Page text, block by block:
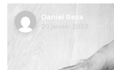
Daniel Reza
20 janvier 2023